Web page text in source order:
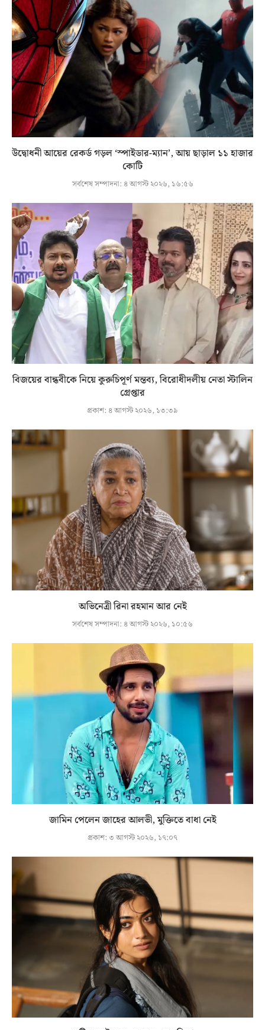
উদ্বোধনী আয়ের রেকর্ড গড়ল ‘স্পাইডার-ম্যান’, আয় ছাড়াল ১১ হাজার
কোটি
সর্বশেষ সম্পাদনা: ৪ আগস্ট ২০২৬, ১৬:৫৬
বিজয়ের বান্ধবীকে নিয়ে কুরুচিপূর্ণ মন্তব্য, বিরোধীদলীয় নেতা স্টালিন
গ্রেপ্তার
প্রকাশ: ৪ আগস্ট ২০২৬, ১৩:৩৯
অভিনেত্রী রিনা রহমান আর নেই
সর্বশেষ সম্পাদনা: ৪ আগস্ট ২০২৬, ১০:৫৬
জামিন পেলেন জাহের আলভী, মুক্তিতে বাধা নেই
প্রকাশ:৩ আগস্ট ২০২৬, ১৭:০৭